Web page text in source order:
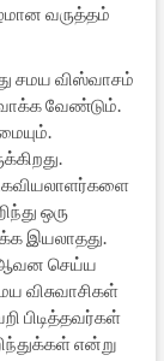
வருத்தம்
சமய விஸ்வாசம்
வேண்டும்.
ஒரு
இயலாதது.
ஆவன செய்ய
விசுவாசிகள்
பிடித்தவர்கள்
என்று